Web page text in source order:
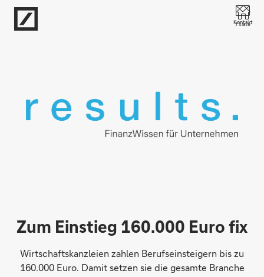
Kontakt
Filiale
Zum Einstieg 160.000 Euro fix
Wirtschaftskanzleien zahlen Berufseinsteigern bis zu
160.000 Euro. Damit setzen sie die gesamte Branche